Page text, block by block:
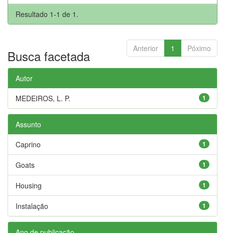
Resultado 1-1 de 1.
Anterior 1 Póximo
Busca facetada
Autor
1
MEDEIROS, L. P.
Assunto
1
Caprino
1
Goats
1
Housing
1
Instalação